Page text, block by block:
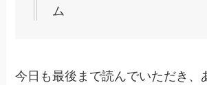
ム
今日も最後まで読んでいただき、